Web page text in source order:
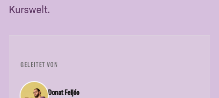
Kurswelt.
GELEITET VON
Donat Feijóo